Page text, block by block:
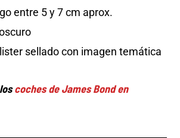
entre 5 y 7 cm aprox.
sellado con imagen temática
coches de James Bond en